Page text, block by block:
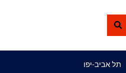
תל אביב-יפו